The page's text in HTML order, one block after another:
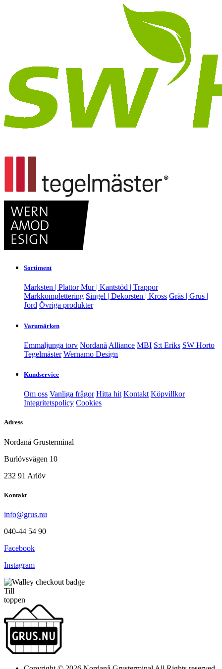
Sortiment
Marksten | PlattorMur | Kantstöd | Trappor
Markkomplettering Singel | Dekorsten | Kross Gräs | Grus |
Jord Övriga produkter
Varumärken
Emmaljunga torv Nordanå Alliance MBI S:t Eriks SW Horto
Tegelmäster Wernamo Design
Kundservice
Om oss Vanliga frågor Hitta hit Kontakt Köpvillkor
Integritetspolicy Cookies
Adress
Nordanå Grusterminal
Burlövsvägen 10
232 91 Arlöv
Kontakt
info@grus.nu
040-44 54 90
Facebook
Instagram
Till
toppen